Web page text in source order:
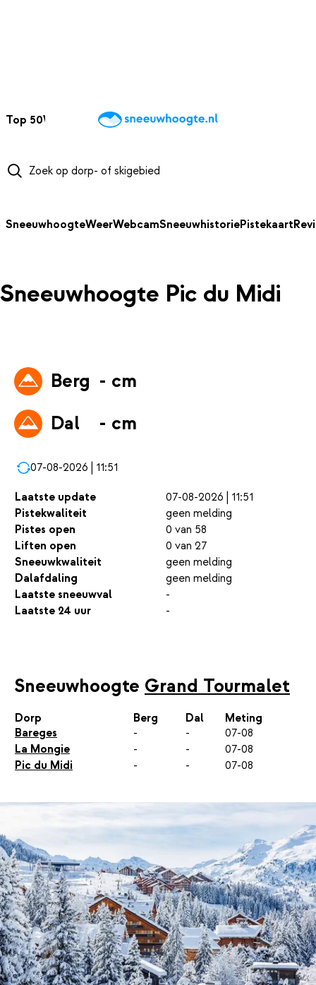
Top 50Webcams WintersportweerKaarten
SneeuwhoogteWeerWebcamSneeuwhistoriePistekaart
Sneeuwhoogte Pic du Midi
Berg - cm
Dal
- cm
07-08-2026 | 11:51
Laatste update
07-08-2026 | 11:51
Pistekwaliteit
geen melding
Pistes open
0 van 58
Liften open
0 van 27
Sneeuwkwaliteit
geen melding
Dalafdaling
geen melding
Laatste sneeuwval
-
Laatste 24 uur
-
Sneeuwhoogte Grand Tourmalet
Dorp Berg Dal
Meting
Bareges
- -
07-08
La Mongie
- -
07-08
Pic du Midi
- - 07-08